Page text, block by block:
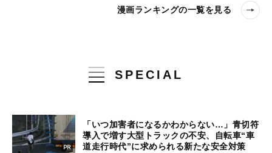
漫画ランキングの一覧を見る
SPECIAL
「いつ加害者になるかわからない…」青切符
導入で増す大型トラックの不安、自転車“車
道走行時代”に求められる新たな安全対策